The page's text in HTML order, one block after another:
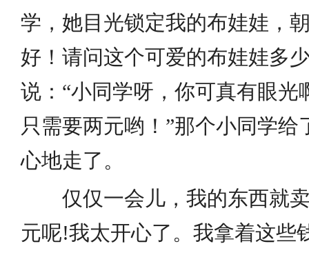
学，她目光锁定我的布娃娃，
好！请问这个可爱的布娃娃多
说：“小同学呀，你可真有眼光
只需要两元哟！”那个小同学
心地走了。
仅仅一会儿，我的东西就卖
元呢!我太开心了。我拿着这些